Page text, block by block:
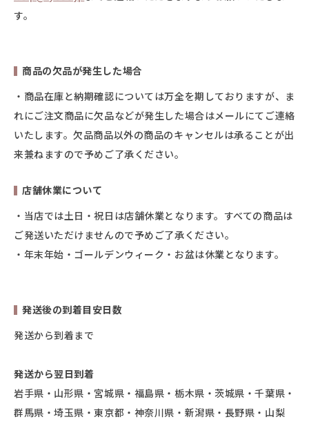
す。
商品の欠品が発生した場合
・商品在庫と納期確認については万全を期しておりますが、ま
れにご注文商品に欠品などが発生した場合はメールにてご連絡
いたします。欠品商品以外の商品のキャンセルは承ることが出
来兼ねますので予めご了承ください。
店舗休業について
・当店では土日・祝日は店舗休業となります。すべての商品は
ご発送いただけませんので予めご了承ください。
・年末年始・ゴールデンウィーク・お盆は休業となります。
発送後の到着目安日数
発送から到着まで
発送から翌日到着
岩手県・山形県・宮城県・福島県・栃木県・茨城県・千葉県・
群馬県・埼玉県・東京都・神奈川県・新潟県・長野県・山梨